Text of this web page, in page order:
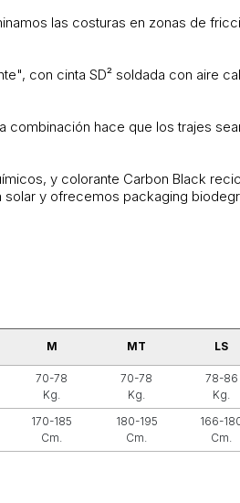
las costuras en zonas de
con cinta SD² soldada con aire
combinación hace que los trajes
y colorante Carbon Black
y ofrecemos packaging
M MT LS
70-78
Kg.
70-78
Kg.
78-86
Kg.
170-185
Cm.
180-195
Cm.
166-
Cm.